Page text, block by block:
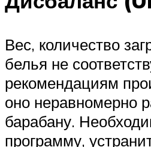
Вес, количество
белья не
рекомендациям
оно неравномерно
барабану.
программу,